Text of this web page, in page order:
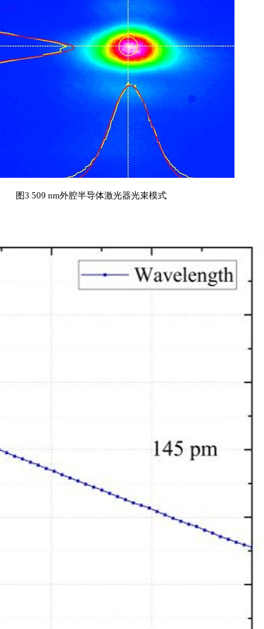
图3 509 nm外腔半导体激光器光束模式